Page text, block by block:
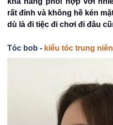
rất đỉnh và không hề kén
dù là đi tiệc đi chơi đi đâu
Tóc bob - kiểu tóc trung